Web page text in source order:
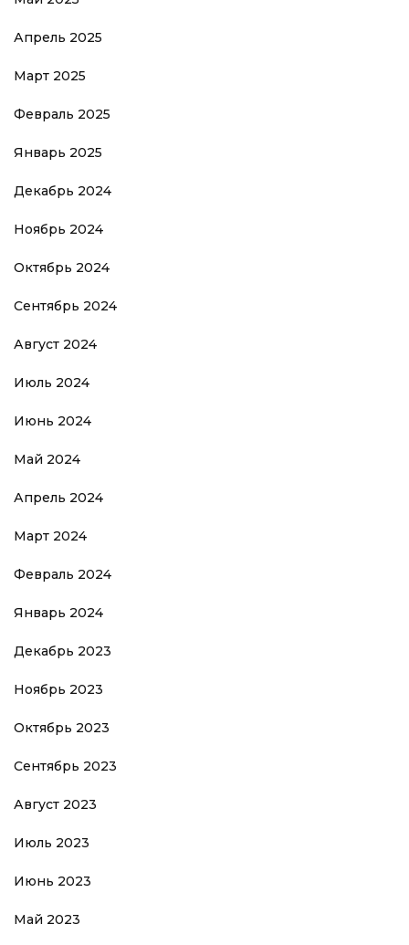
Апрель 2025
Март 2025
Февраль 2025
Январь 2025
Декабрь 2024
Ноябрь 2024
Октябрь 2024
Сентябрь 2024
Август 2024
Июль 2024
Июнь 2024
Май 2024
Апрель 2024
Март 2024
Февраль 2024
Январь 2024
Декабрь 2023
Ноябрь 2023
Октябрь 2023
Сентябрь 2023
Август 2023
Июль 2023
Июнь 2023
Май 2023